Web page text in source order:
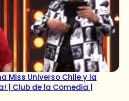
Miss Universo Chile y la
| Club de la Comedia |